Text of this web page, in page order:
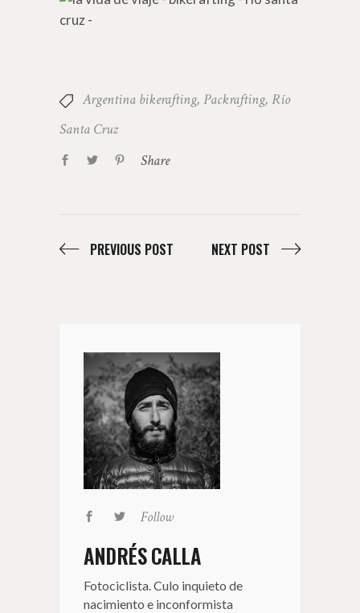
Argentina bikerafting, Packrafting, Río
Santa Cruz
Share
PREVIOUS POST NEXT POST
Follow
ANDRÉS CALLA
Fotociclista. Culo inquieto de
nacimiento e inconformista